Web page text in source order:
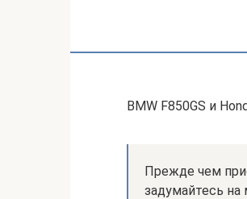
BMW F850GS и
Прежде чем
задумайтесь на